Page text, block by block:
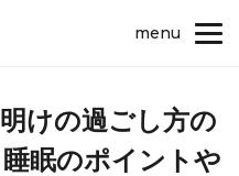
menu
けの過ごし方の
眠のポイントや